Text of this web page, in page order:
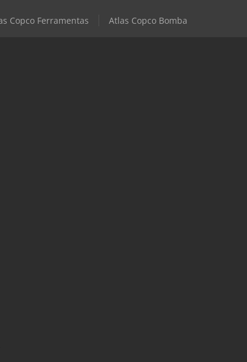
Copco Ferramentas Atlas Copco Bomba